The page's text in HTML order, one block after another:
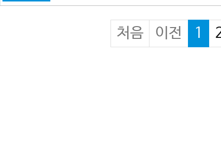
처음 이전 1